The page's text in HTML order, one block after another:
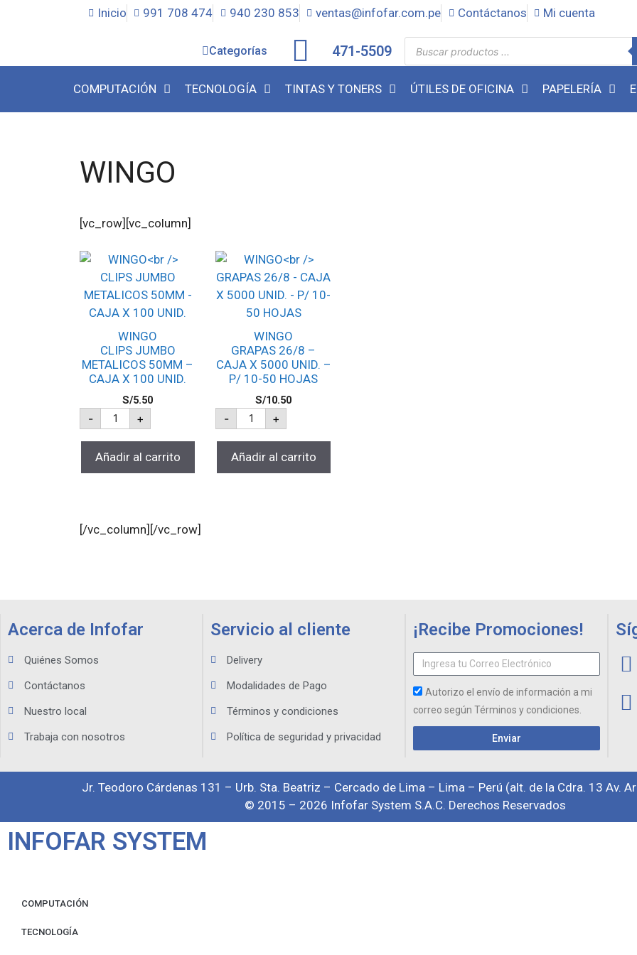
Inicio 991 708 474 940 230 853 ventas@infofar.com.pe Contáctanos Mi cuenta
Categorías 471-5509
COMPUTACIÓN TECNOLOGÍA TINTAS Y TONERS ÚTILES DE OFICINA PAPELERÍA
WINGO
[vc_row][vc_column]
WINGO
CLIPS JUMBO
METALICOS 50MM –
CAJA X 100 UNID.
S/5.50
- +
Añadir al carrito
WINGO
GRAPAS 26/8 –
CAJA X 5000 UNID. –
P/ 10-50 HOJAS
S/10.50
- +
Añadir al carrito
[/vc_column][/vc_row]
Acerca de Infofar
Quiénes Somos
Contáctanos
Nuestro local
Trabaja con nosotros
Servicio al cliente
Delivery
Modalidades de Pago
Términos y condiciones
Política de seguridad y privacidad
¡Recibe Promociones!
Autorizo el envío de información a mi
correo según Términos y condiciones.
Enviar
Jr. Teodoro Cárdenas 131 – Urb. Sta. Beatriz – Cercado de Lima – Lima – Perú (alt. de la Cdra. 13 Av.
© 2015 – 2026 Infofar System S.A.C. Derechos Reservados
INFOFAR SYSTEM
COMPUTACIÓN
TECNOLOGÍA